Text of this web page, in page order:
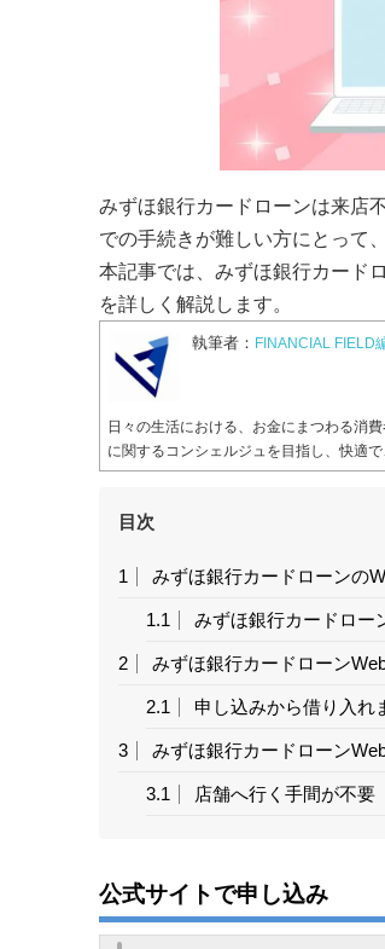
みずほ銀行カードローンは来店
での手続きが難しい方にとって
本記事では、みずほ銀行カード
を詳しく解説します。
執筆者： FINANCIAL FIELD
日々の生活における、お金にまつわる消
に関するコンシェルジュを目指し、快適
目次
1 みずほ銀行カードローンの
1.1 みずほ銀行カードロー
2 みずほ銀行カードローン
2.1 申し込みから借り入れ
3 みずほ銀行カードローン
3.1 店舗へ行く手間が不要
3.3 24時間申し込み可能
4 みずほ銀行カードローン
公式サイトで申し込み